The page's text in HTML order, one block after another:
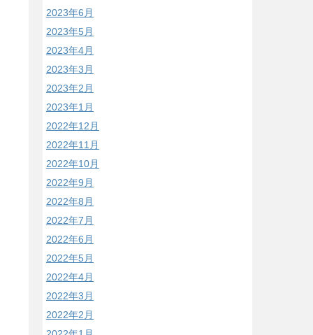
2023年6月
2023年5月
2023年4月
2023年3月
2023年2月
2023年1月
2022年12月
2022年11月
2022年10月
2022年9月
2022年8月
2022年7月
2022年6月
2022年5月
2022年4月
2022年3月
2022年2月